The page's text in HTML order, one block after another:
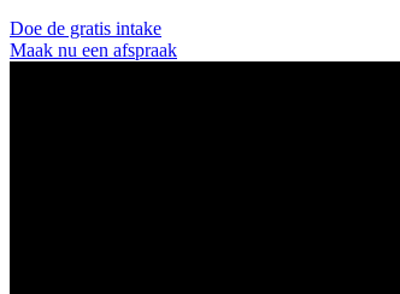
Doe de gratis intake
Maak nu een afspraak